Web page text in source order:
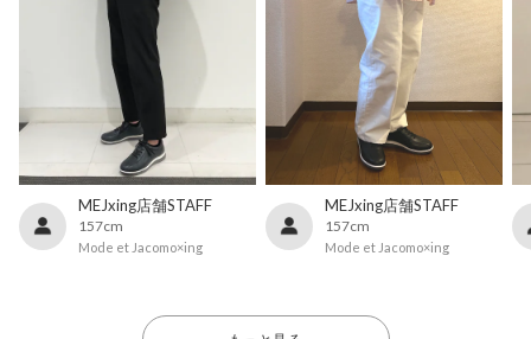
MEJxing店舗STAFF
157cm
Mode et Jacomo×ing
MEJxing店舗STAFF
157cm
Mode et Jacomo×ing